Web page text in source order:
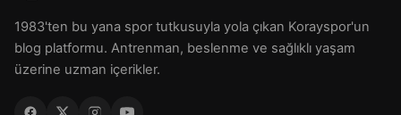
1983'ten bu yana spor tutkusuyla yola çıkan Korayspor'un
blog platformu. Antrenman, beslenme ve sağlıklı yaşam
üzerine uzman içerikler.